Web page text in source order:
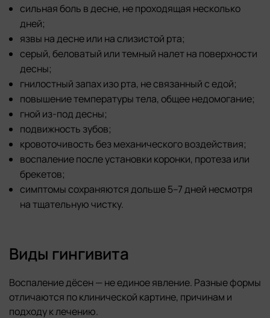
сильная боль в десне, не проходящая несколько
дней;
язвы на десне или на слизистой рта;
серый, беловатый или темный налет на поверхности
десны;
гнилостный запах изо рта, не связанный с едой;
повышение температуры тела, общее недомогание;
гной из-под десны;
подвижность зубов;
кровоточивость без механического воздействия;
воспаление после установки коронки, протеза или
брекетов;
симптомы сохраняются дольше 5–7 дней несмотря
на тщательную чистку.
Виды гингивита
Воспаление дёсен — не единое явление. Разные формы
отличаются по клинической картине, причинам и
подходу к лечению.